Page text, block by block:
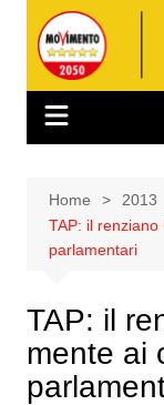
contenuto
Home 2013
TAP: il
parlamentari
TAP: il
mente ai